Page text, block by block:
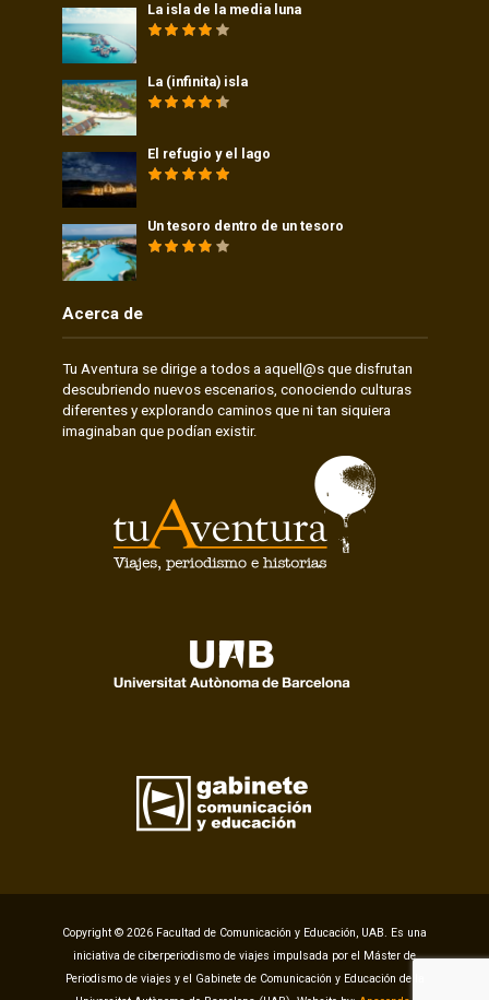
La isla de la media luna
La (infinita) isla
El refugio y el lago
Un tesoro dentro de un tesoro
Acerca de
Tu Aventura se dirige a todos a aquell@s que disfrutan
descubriendo nuevos escenarios, conociendo culturas
diferentes y explorando caminos que ni tan siquiera
imaginaban que podían existir.
Copyright © 2026 Facultad de Comunicación y Educación, UAB. Es una
iniciativa de ciberperiodismo de viajes impulsada por el Máster de
Periodismo de viajes y el Gabinete de Comunicación y Educación de la